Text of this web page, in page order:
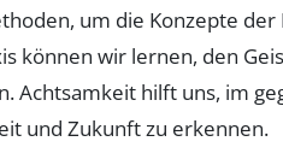
um die Konzepte
können wir lernen, den
Achtsamkeit hilft uns, im
und Zukunft zu erkennen.